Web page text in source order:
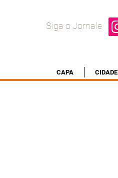
Siga o Jornale
CAPA CIDADE